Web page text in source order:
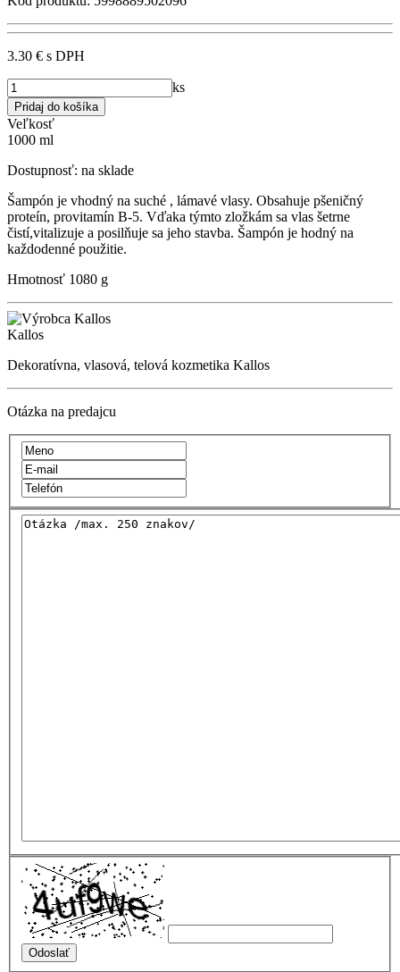
3.30 € s DPH
ks
Veľkosť
1000 ml
Dostupnosť: na sklade
Šampón je vhodný na suché , lámavé vlasy. Obsahuje pšeničný
proteín, provitamín B-5. Vďaka týmto zložkám sa vlas šetrne
čistí,vitalizuje a posilňuje sa jeho stavba. Šampón je hodný na
každodenné použitie.
Hmotnosť 1080 g
Kallos
Dekoratívna, vlasová, telová kozmetika Kallos
Otázka na predajcu